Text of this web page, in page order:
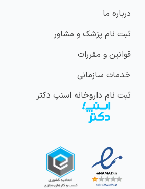
درباره ما
ثبت نام پزشک و مشاور
قوانین و مقررات
خدمات سازمانی
ثبت نام داروخانه اسنپ دکتر